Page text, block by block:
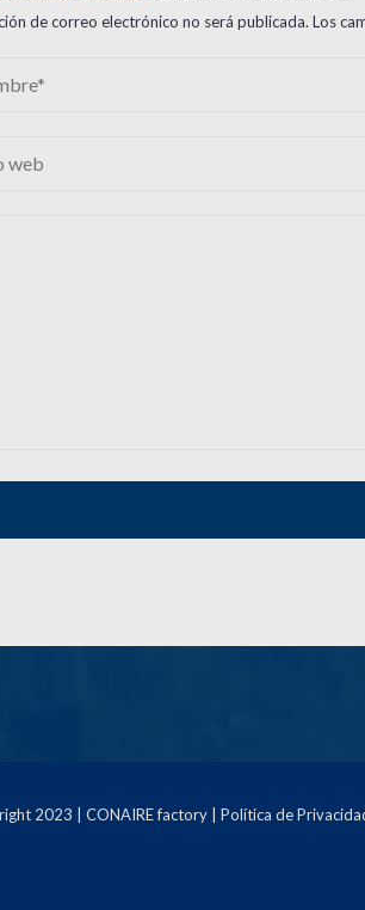
de correo electrónico no será publicada. Los
2023 | CONAIRE factory | Política de